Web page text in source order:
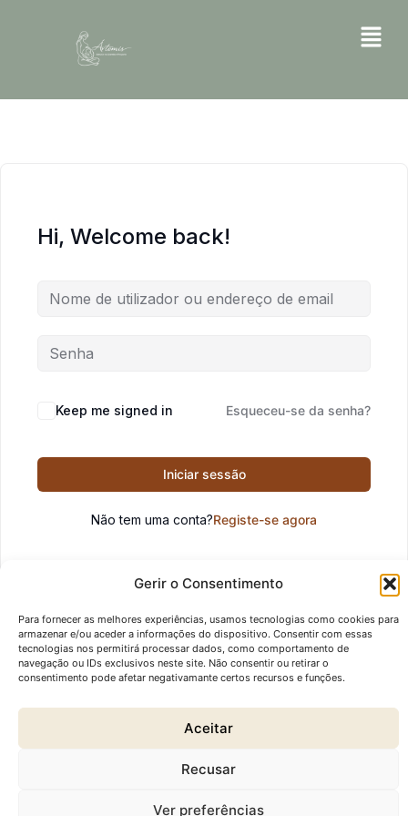
Gerir o Consentimento
Para fornecer as melhores experiências, usamos tecnologias como cookies para
armazenar e/ou aceder a informações do dispositivo. Consentir com essas
tecnologias nos permitirá processar dados, como comportamento de
navegação ou IDs exclusivos neste site. Não consentir ou retirar o
consentimento pode afetar negativamante certos recursos e funções.
Aceitar
Recusar
Ver preferências
Hi, Welcome back!
Keep me signed in Esqueceu-se da senha?
Iniciar sessão
Não tem uma conta?Registe-se agora
© 2026 Ártemis Inês Nobre. Todos os direitos reservados.
Links Úteis